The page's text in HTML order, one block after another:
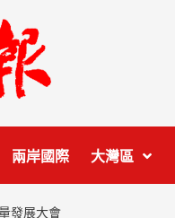
兩岸國際 大灣區
發展大會